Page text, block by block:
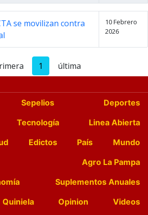
se movilizan contra
10 Febrero
2026
1 última
Sepelios
Deportes
Tecnología
Linea Abierta
Edictos País
Mundo
Agro La Pampa
Suplementos Anuales
Quiniela Opinion
Videos